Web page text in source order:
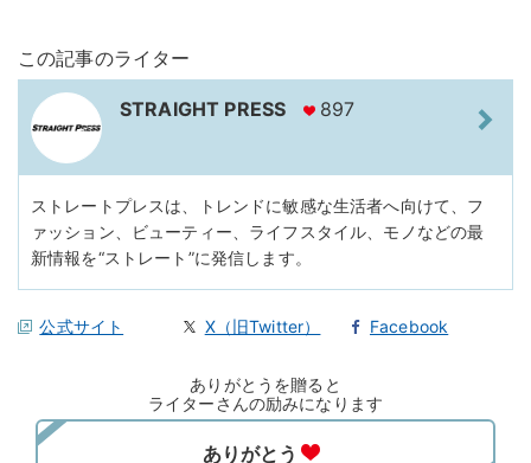
この記事のライター
STRAIGHT PRESS 897
ストレートプレスは、トレンドに敏感な生活者へ向けて、フ
ァッション、ビューティー、ライフスタイル、モノなどの最
新情報を“ストレート”に発信します。
公式サイト X（旧Twitter） Facebook
ありがとうを贈ると
ライターさんの励みになります